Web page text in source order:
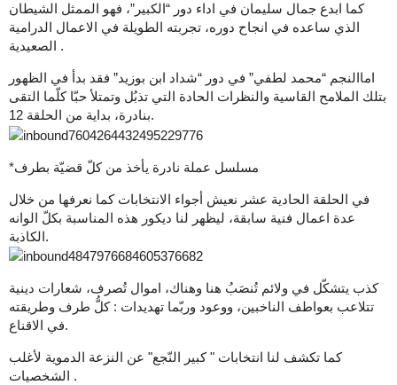
كما ابدع جمال سليمان في اداء دور “الكبير”، فهو الممثل الشيطان
الذي ساعده في انجاح دوره، تجربته الطويلة في الاعمال الدرامية
الصعيدية .
اماالنجم “محمد لطفي” في دور “شداد ابن بوزيد” فقد بدأ في الظهور
بتلك الملامح القاسية والنظرات الحادة التي تذبُل وتمتلأ حبّا كلّما التقى
بنادرة، بداية من الحلقة 12.
*مسلسل عملة نادرة يأخذ من كلّ قضيّة بطرف
في الحلقة الحادية عشر نعيش أجواء الانتخابات كما نعرفها من خلال
عدة اعمال فنية سابقة، ليظهر لنا ديكور هذه المناسبة بكلّ الوانه
الكاذبة.
كذب يتشكّل في ولائم تُنصَبُ هنا وهناك، اموال تُصرف، شعارات دينية
تتلاعب بعواطف الناخبين، ووعود وربّما تهديدات : كلُّ طرف وطريقته
في الاقناع.
كما تكشف لنا انتخابات " كبير النّجع" عن النزعة الدموية لأغلب
الشخصيات .